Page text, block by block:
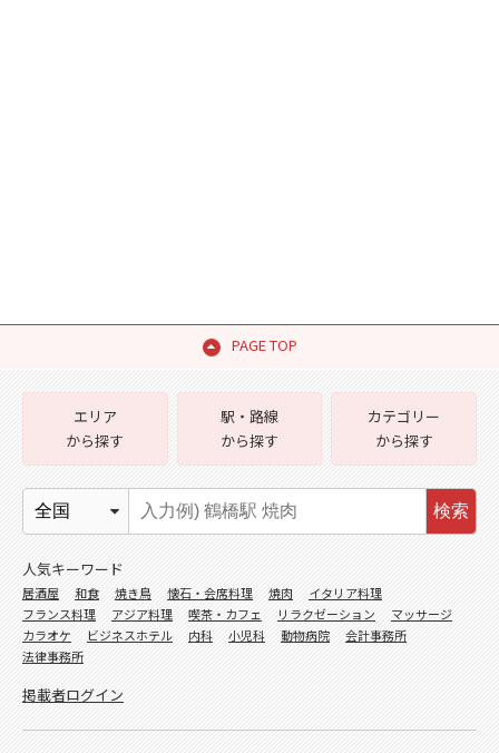
PAGE TOP
エリア
から探す
駅・路線
から探す
カテゴリー
から探す
検索
人気キーワード
居酒屋 和食 焼き鳥 懐石・会席料理 焼肉
イタリア料理
フランス料理
アジア料理 喫茶・カフェ リラクゼーション
マッサージ
カラオケ
ビジネスホテル 内科 小児科 動物病院
会計事務所
法律事務所
掲載者ログイン